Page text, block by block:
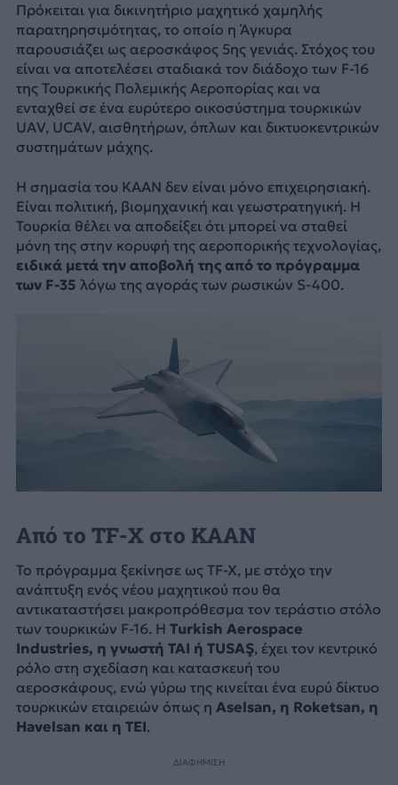
Πρόκειται για δικινητήριο μαχητικό χαμηλής
παρατηρησιμότητας, το οποίο η Άγκυρα
παρουσιάζει ως αεροσκάφος 5ης γενιάς. Στόχος του
είναι να αποτελέσει σταδιακά τον διάδοχο των F-16
της Τουρκικής Πολεμικής Αεροπορίας και να
ενταχθεί σε ένα ευρύτερο οικοσύστημα τουρκικών
UAV, UCAV, αισθητήρων, όπλων και δικτυοκεντρικών
συστημάτων μάχης.
Η σημασία του KAAN δεν είναι μόνο επιχειρησιακή.
Είναι πολιτική, βιομηχανική και γεωστρατηγική. Η
Τουρκία θέλει να αποδείξει ότι μπορεί να σταθεί
μόνη της στην κορυφή της αεροπορικής τεχνολογίας,
ειδικά μετά την αποβολή της από το πρόγραμμα
των F-35 λόγω της αγοράς των ρωσικών S-400.
Από το TF-X στο KAAN
Το πρόγραμμα ξεκίνησε ως TF-X, με στόχο την
ανάπτυξη ενός νέου μαχητικού που θα
αντικαταστήσει μακροπρόθεσμα τον τεράστιο στόλο
των τουρκικών F-16. Η Turkish Aerospace
Industries, η γνωστή TAI ή TUSAŞ, έχει τον κεντρικό
ρόλο στη σχεδίαση και κατασκευή του
αεροσκάφους, ενώ γύρω της κινείται ένα ευρύ δίκτυο
τουρκικών εταιρειών όπως η Aselsan, η Roketsan, η
Havelsan και η TEI.
ΔΙΑΦΗΜΙΣΗ